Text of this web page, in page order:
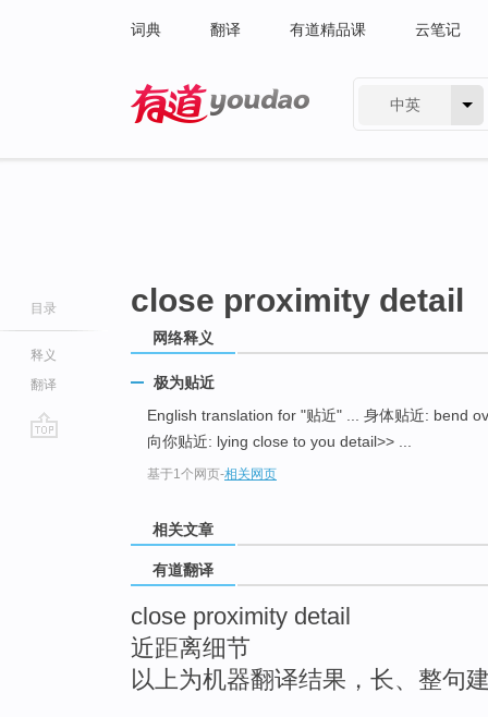
词典 翻译 有道精品课 云笔记
中英
目录
释义
翻译
close proximity detail
网络释义
极为贴近
English translation for "贴近" ... 身体贴近: bend
向你贴近: lying close to you detail>> ...
基于1个网页-相关网页
相关文章
有道翻译
close proximity detail
近距离细节
以上为机器翻译结果，长、整句